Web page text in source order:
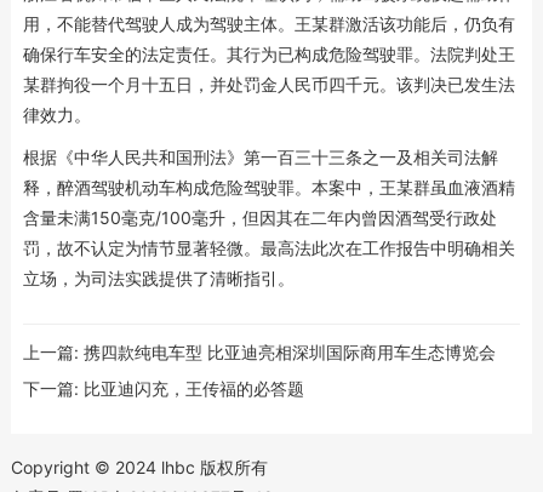
用，不能替代驾驶人成为驾驶主体。王某群激活该功能后，仍负有
确保行车安全的法定责任。其行为已构成危险驾驶罪。法院判处王
某群拘役一个月十五日，并处罚金人民币四千元。该判决已发生法
律效力。
根据《中华人民共和国刑法》第一百三十三条之一及相关司法解
释，醉酒驾驶机动车构成危险驾驶罪。本案中，王某群虽血液酒精
含量未满150毫克/100毫升，但因其在二年内曾因酒驾受行政处
罚，故不认定为情节显著轻微。最高法此次在工作报告中明确相关
立场，为司法实践提供了清晰指引。
上一篇: 携四款纯电车型 比亚迪亮相深圳国际商用车生态博览会
下一篇: 比亚迪闪充，王传福的必答题
Copyright © 2024 lhbc 版权所有